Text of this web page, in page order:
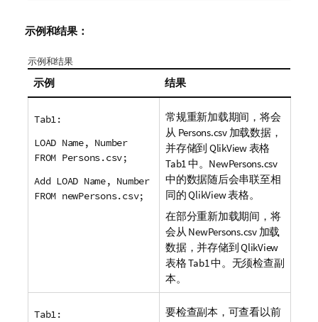
示例和结果：
示例和结果
示例 结果
Tab1:
LOAD Name, Number
FROM Persons.csv;
Add LOAD Name, Number
FROM newPersons.csv;
常规重新加载期间，将会
从 Persons.csv加载数据，
并存储到 QlikView表格
Tab1中。 NewPersons.csv
中的数据随后会串联至相
同的QlikView表格。
在部分重新加载期间，将
会从 NewPersons.csv加载
数据，并存储到QlikView
表格Tab1中。无须检查副
本。
Tab1:
要检查副本，可查看以前